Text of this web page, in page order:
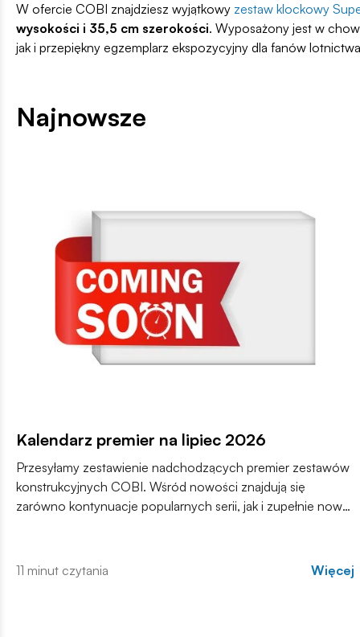
W ofercie COBI znajdziesz wyjątkowy zestaw klockowy
wysokości i 35,5 cm szerokości. Wyposażony jest w
jak i przepiękny egzemplarz ekspozycyjny dla fanów
Najnowsze
Kalendarz premier na lipiec 2026
Przesyłamy zestawienie nadchodzących premier zestawów
konstrukcyjnych COBI. Wśród nowości znajdują się
zarówno kontynuacje popularnych serii, jak i zupełnie nowe
materiałami produktowymi.
11 minut czytania Więcej